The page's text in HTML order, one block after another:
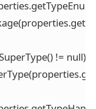
!= null) {